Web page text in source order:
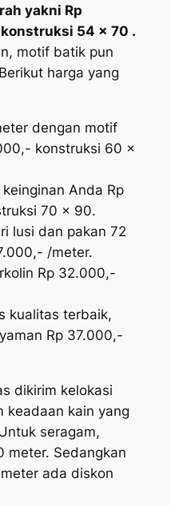
yakni Rp
54 x 70 .
motif batik pun
harga yang
dengan motif
konstruksi 60 x
Anda Rp
70 x 90.
lusi dan pakan 72
/meter.
Rp 32.000,-
kualitas terbaik,
Rp 37.000,-
dikirim kelokasi
keadaan kain yang
seragam,
meter. Sedangkan
ada diskon